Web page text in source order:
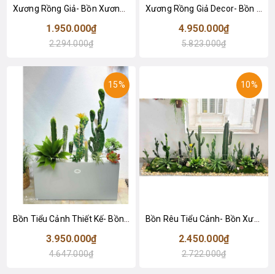
Xương Rồng Giả- Bồn Xương Rồng Giả Để Bàn Thiết Kế Trang Trí Cửa Hiệu (60x20x60cm)- BC236
1.950.000₫
2.294.000₫
Xương Rồng Giả Decor- Bồn Tiểu Cảnh Xương Rồng Decor Căn Hộ Hiện Đại (100x30x75cm)- BC235
4.950.000₫
5.823.000₫
15%
Bồn Tiểu Cảnh Thiết Kế- Bồn Xương Rồng Giả Decor Không Gian Độc Đáo (80X30X110CM)- BC234
3.950.000₫
4.647.000₫
10%
Bồn Rêu Tiểu Cảnh- Bồn Xương Rồng Thiết Kế Ấn Tượng
2.450.000₫
2.722.000₫